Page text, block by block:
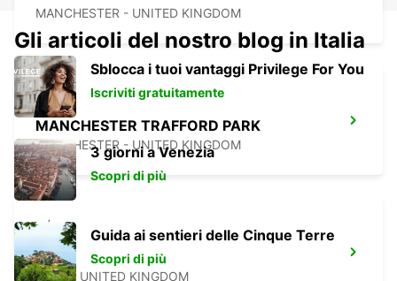
MANCHESTER - UNITED KINGDOM
MANCHESTER TRAFFORD PARK
MANCHESTER - UNITED KINGDOM
HULL
HULL - UNITED KINGDOM
Gli articoli del nostro blog in Italia
Sblocca i tuoi vantaggi Privilege For You
Iscriviti gratuitamente
3 giorni a Venezia
Scopri di più
Guida ai sentieri delle Cinque Terre
Scopri di più